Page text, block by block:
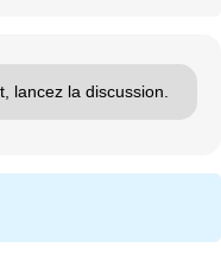
lancez la discussion.